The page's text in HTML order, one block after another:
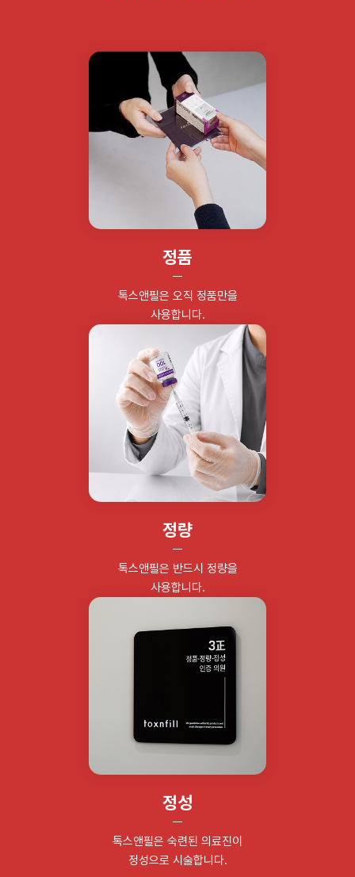
정품
톡스앤필은 오직 정품만을
사용합니다.
정량
톡스앤필은 반드시 정량을
사용합니다.
정성
톡스앤필은 숙련된 의료진이
정성으로 시술합니다.